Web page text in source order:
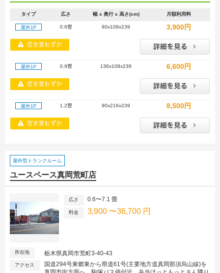
タイプ 広さ 幅 x 奥行 x 高さ(cm) 月額利用料
屋外1F 0.6畳 90x108x239 3,900円
屋外1F 0.9畳 136x108x239 6,600円
屋外1F 1.2畳 90x216x239 8,500円
屋外型トランクルーム
ユースペース真岡荒町店
広さ 0.6〜7.1 畳
料金 3,900 〜36,700 円
所在地 栃木県真岡市荒町3-40-43
アクセス
国道294号東郷東から県道61号(主要地方道真岡那須烏山線)を